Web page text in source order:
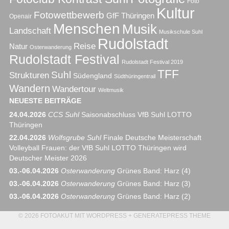
Openair Fotowettbewerb GfF Thüringen Kultur
Landschaft Menschen Musik Musikschule Suhl
Natur Osterwanderung Reise Rudolstadt
Rudolstadt Festival Rudolstadt Festival 2019
Strukturen Suhl Südengland Südthüringentrail TFF
Wandern Wandertour Weltmusik
NEUESTE BEITRÄGE
24.04.2026 CCS SuhlSaisonabschluss VfB Suhl LOTTO
Thüringen
22.04.2026 Wolfsgrube SuhlFinale Deutsche Meisterschaft
Volleyball Frauen: der VfB Suhl LOTTO Thüringen wird
Deutscher Meister 2026
03.-06.04.2026 OsterwanderungGrünes Band: Harz (4)
03.-06.04.2026 OsterwanderungGrünes Band: Harz (3)
03.-06.04.2026 OsterwanderungGrünes Band: Harz (2)
© 2026 FOTOAKUT MIT WORDPRESS + GENERATEPRESS THEME